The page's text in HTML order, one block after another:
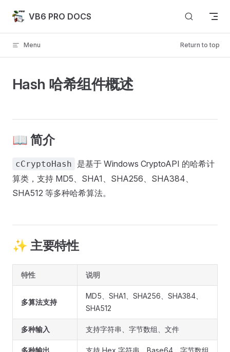
Skip to content
VB6 PRO DOCS
Menu Return to top
Hash 哈希组件概述
📖 简介
cCryptoHash
是基于 Windows CryptoAPI 的哈希计
算类，支持 MD5、SHA1、SHA256、SHA384、
SHA512 等多种哈希算法。
✨ 主要特性
特性 说明
多算法支持
MD5、SHA1、SHA256、SHA384、
SHA512
多种输入 支持字符串、字节数组、文件
多种输出 支持 Hex 字符串、Base64、字节数组